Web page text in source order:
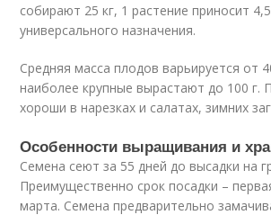
собирают 25 кг, 1 растение приносит
универсального назначения.
Средняя масса плодов варьируется от
наиболее крупные вырастают до 100 г.
хороши в нарезках и салатах, зимних
Особенности выращивания и
Семена сеют за 55 дней до высадки на
Преимущественно срок посадки –
марта. Семена предварительно